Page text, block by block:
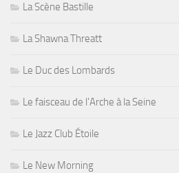
La Scène Bastille
La Shawna Threatt
Le Duc des Lombards
Le faisceau de l'Arche à la Seine
Le Jazz Club Étoile
Le New Morning